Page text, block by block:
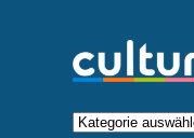
springen
Kategorien